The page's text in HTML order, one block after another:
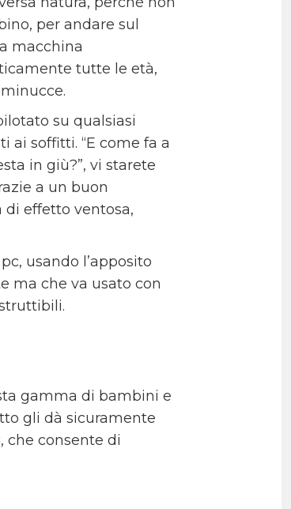
per andare sul
macchina
tutte le età,
su qualsiasi
ai soffitti. “E come fa a
in giù?”, vi starete
a un buon
di effetto ventosa,
usando l’apposito
ma che va usato con
gamma di bambini e
gli dà sicuramente
che consente di